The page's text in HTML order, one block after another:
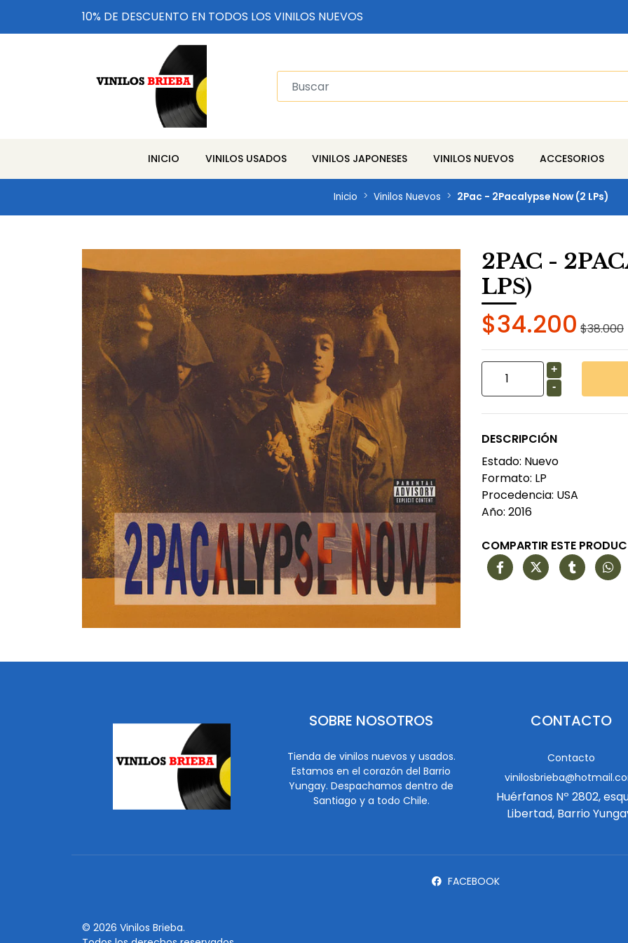
10% DE DESCUENTO EN TODOS LOS VINILOS NUEVOS
INICIO VINILOS USADOS VINILOS JAPONESES VINILOS NUEVOS ACCESORIOS
Inicio Vinilos Nuevos 2Pac - 2Pacalypse Now (2 LPs)
2PAC -
LPS)
$34.200 $38.000
+
-
DESCRIPCIÓN
Estado: Nuevo
Formato: LP
Procedencia: USA
Año: 2016
COMPARTIR ESTE
SOBRE NOSOTROS
Tienda de vinilos nuevos y usados.
Estamos en el corazón del Barrio
Yungay. Despachamos dentro de
Santiago y a todo Chile.
CONTACTO
Contacto
Huérfanos Nº 2802,
Libertad, Barrio
FACEBOOK
© 2026 Vinilos Brieba.